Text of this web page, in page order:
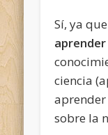
Sí, ya
aprender
ciencia
sobre la